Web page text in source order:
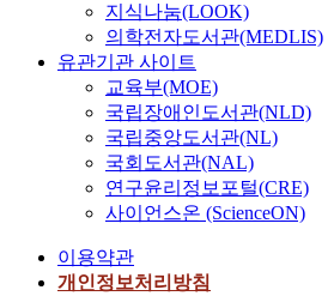
지식나눔(LOOK)
의학전자도서관(MEDLIS)
유관기관 사이트
교육부(MOE)
국립장애인도서관(NLD)
국립중앙도서관(NL)
국회도서관(NAL)
연구윤리정보포털(CRE)
사이언스온 (ScienceON)
이용약관
개인정보처리방침